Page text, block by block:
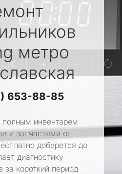
метро
653-88-85
инвентарем
и запчастями от
доберется до
диагностику
за короткий период